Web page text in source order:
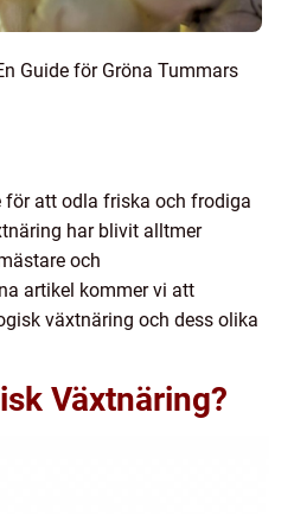
Guide för Gröna Tummars
för att odla friska och frodiga
har blivit alltmer
och
artikel kommer vi att
växtnäring och dess olika
Växtnäring?